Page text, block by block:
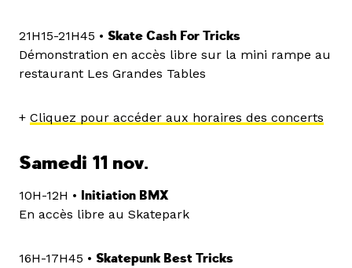
21H15-21H45 • Skate Cash For Tricks
Démonstration en accès libre sur la mini rampe au
restaurant Les Grandes Tables
+ Cliquez pour accéder aux horaires des concerts
Samedi 11 nov.
10H-12H • Initiation BMX
En accès libre au Skatepark
16H-17H45 • Skatepunk Best Tricks